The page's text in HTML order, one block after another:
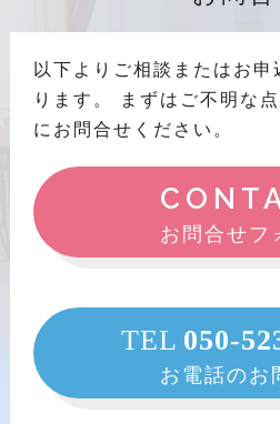
以下よりご相談またはお申
ります。
まずはご不明な
にお問合せください。
お問合せフ
TEL 050-
お電話のお